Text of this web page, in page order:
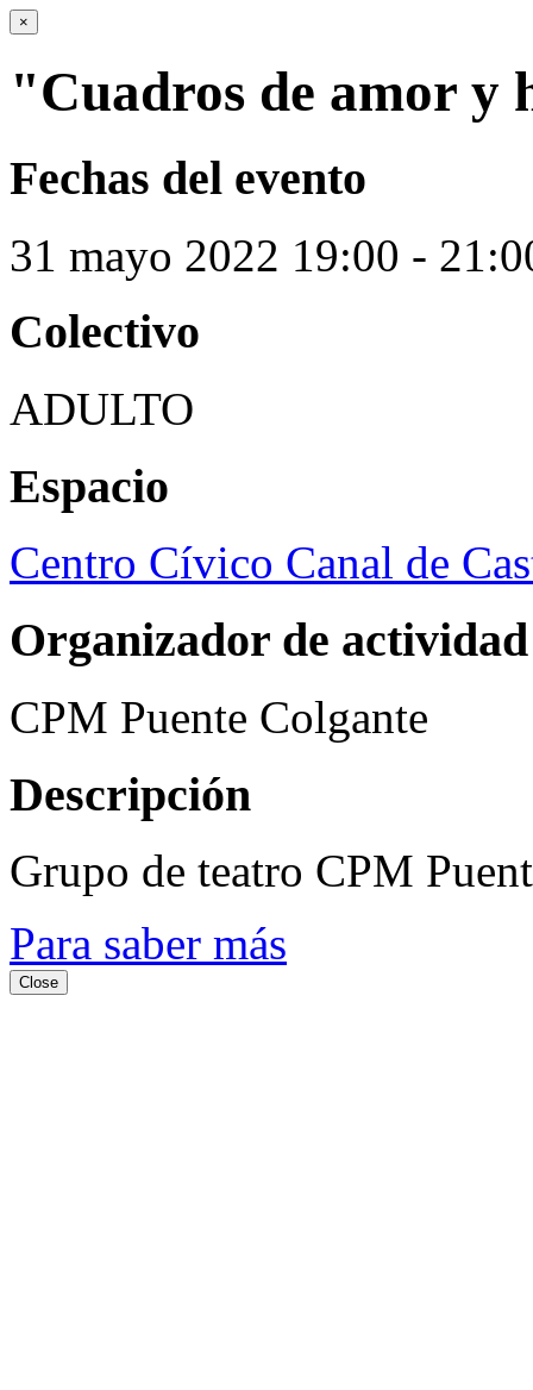
×
"Cuadros de amor y
Fechas del evento
31 mayo 2022 19:00 -
Colectivo
ADULTO
Espacio
Centro Cívico Canal de
Organizador de actividad
CPM Puente Colgante
Descripción
Grupo de teatro CPM
Para saber más
Close